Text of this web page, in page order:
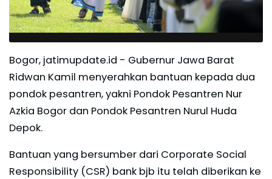
Bogor, jatimupdate.id - Gubernur Jawa Barat
Ridwan Kamil menyerahkan bantuan kepada dua
pondok pesantren, yakni Pondok Pesantren Nur
Azkia Bogor dan Pondok Pesantren Nurul Huda
Depok.
Bantuan yang bersumber dari Corporate Social
Responsibility (CSR) bank bjb itu telah diberikan ke